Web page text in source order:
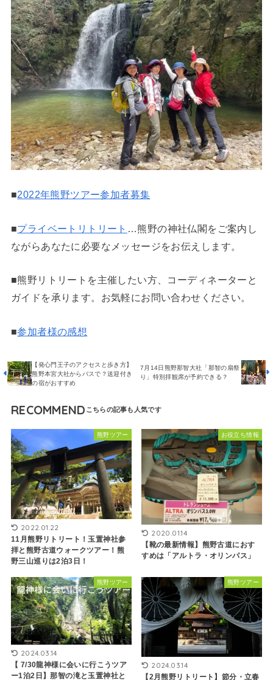
■2022年熊野ツアー参加者募集
■プライベートリトリート …熊野の神社仏閣をご案内し
ながらあなたに必要なメッセージをお伝えします。
■熊野リトリートを主催したい方、コーディネーターと
ガイドを承ります。お気軽にお問い合わせください。
■参加者様の感想
【発心門王子のアクセスと歩き方】
熊野本宮大社からバスで？送迎付き
の宿がおすすめ
7月14日熊野那智大社「那智の扇祭
り」特別拝観席が予約できる？
RECOMMEND
熊野ツアー
2022.01.22
11月熊野リトリート！玉置神社参
拝と熊野古道ウォークツアー！熊
野三山巡りは2泊3日！
お役立ち情報
2020.01.14
【靴の最新情報】熊野古道におす
すめは「アルトラ・オリンパス」
熊野ツアー
2024.03.14
【 7/30龍神様に会いに行こうツア
ー1泊2日】那智の滝と玉置神社と
熊野ツアー
2024.03.14
【2月熊野リトリート】節分・立春